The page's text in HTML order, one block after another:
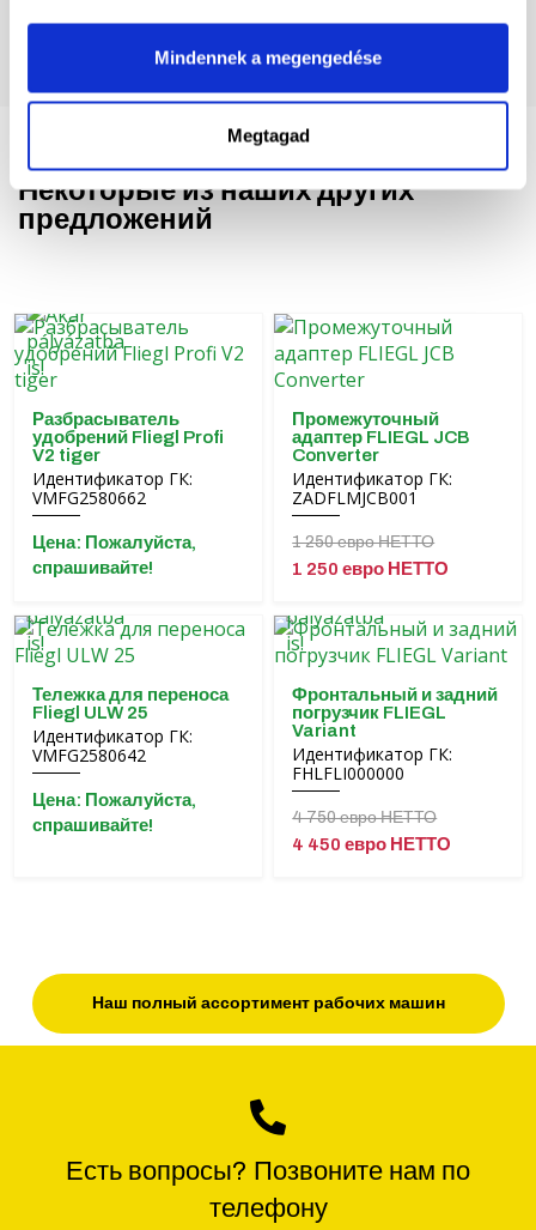
Mindennek a megengedése
Megtagad
Некоторые из наших других
предложений
Разбрасыватель
удобрений Fliegl Profi
V2 tiger
Идентификатор ГК:
VMFG2580662
Цена: Пожалуйста,
спрашивайте!
Промежуточный
адаптер FLIEGL JCB
Converter
Идентификатор ГК:
ZADFLMJCB001
1 250 евро НЕТТО
1 250 евро НЕТТО
Тележка для переноса
Fliegl ULW 25
Идентификатор ГК:
VMFG2580642
Цена: Пожалуйста,
спрашивайте!
Фронтальный и задний
погрузчик FLIEGL
Variant
Идентификатор ГК:
FHLFLI000000
4 750 евро НЕТТО
4 450 евро НЕТТО
Наш полный ассортимент рабочих машин
Есть вопросы? Позвоните нам по
телефону